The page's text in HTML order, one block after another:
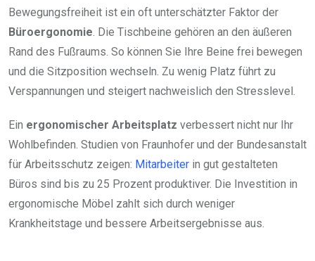
Bewegungsfreiheit ist ein oft unterschätzter Faktor der
Büroergonomie. Die Tischbeine gehören an den äußeren
Rand des Fußraums. So können Sie Ihre Beine frei bewegen
und die Sitzposition wechseln. Zu wenig Platz führt zu
Verspannungen und steigert nachweislich den Stresslevel.
Ein ergonomischer Arbeitsplatz verbessert nicht nur Ihr
Wohlbefinden. Studien von Fraunhofer und der Bundesanstalt
für Arbeitsschutz zeigen: Mitarbeiter in gut gestalteten
Büros sind bis zu 25 Prozent produktiver. Die Investition in
ergonomische Möbel zahlt sich durch weniger
Krankheitstage und bessere Arbeitsergebnisse aus.